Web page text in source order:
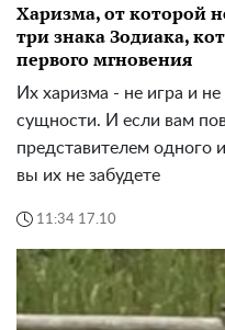
Харизма, от которой
три знака Зодиака,
первого мгновения
Их харизма - не игра и не
сущности. И если вам
представителем одного
вы их не забудете
11:34 17.10